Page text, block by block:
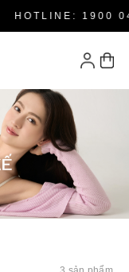
HOTLINE: 1900